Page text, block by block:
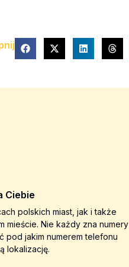
Ciebie
polskich miast, jak i także
mieście. Nie każdy zna numery
pod jakim numerem telefonu
lokalizację.